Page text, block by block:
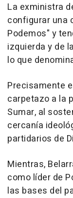
La exministra
configurar una
Podemos" y
izquierda y de
lo que
Precisamente
carpetazo a la
Sumar, al
cercanía
partidarios de
Mientras,
como líder de
las bases del